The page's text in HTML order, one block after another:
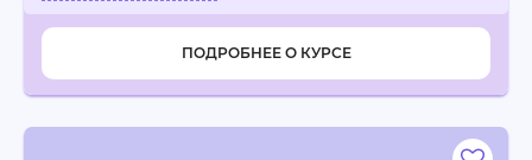
ПОДРОБНЕЕ О КУРСЕ